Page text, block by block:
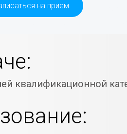
квалификационной
на прием